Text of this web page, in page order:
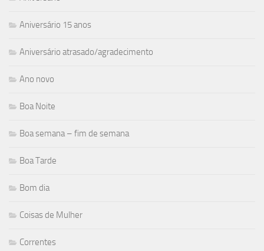
Aniversário 15 anos
Aniversário atrasado/agradecimento
Ano novo
Boa Noite
Boa semana – fim de semana
Boa Tarde
Bom dia
Coisas de Mulher
Correntes